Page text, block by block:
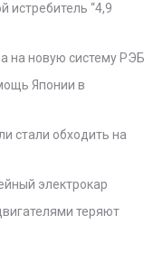
истребитель “4,9
на новую систему РЭБ
Японии в
стали обходить на
электрокар
теряют